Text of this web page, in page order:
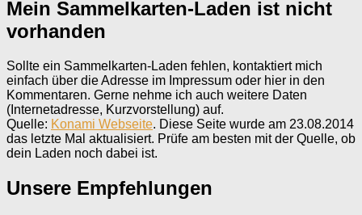
Mein Sammelkarten-Laden ist nicht
vorhanden
Sollte ein Sammelkarten-Laden fehlen, kontaktiert mich
einfach über die Adresse im Impressum oder hier in den
Kommentaren. Gerne nehme ich auch weitere Daten
(Internetadresse, Kurzvorstellung) auf.
Quelle: Konami Webseite. Diese Seite wurde am 23.08.2014
das letzte Mal aktualisiert. Prüfe am besten mit der Quelle, ob
dein Laden noch dabei ist.
Unsere Empfehlungen